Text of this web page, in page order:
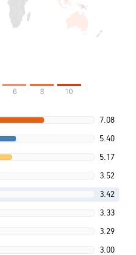
6 8 10
7.08
5.40
5.17
3.52
3.42
3.33
3.29
3.00